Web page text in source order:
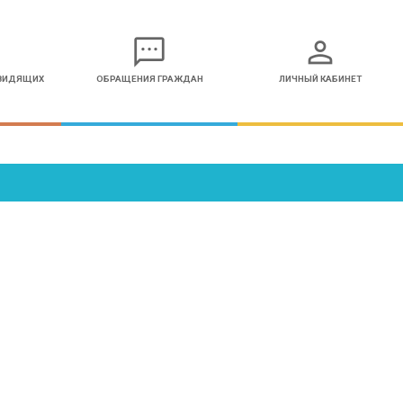
sms
ОБРАЩЕНИЯ ГРАЖДАН
person
ЛИЧНЫЙ КАБИНЕТ